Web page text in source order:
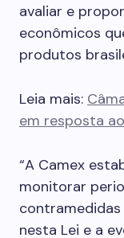
avaliar e
econômicos
produtos
Leia mais:
em resposta
“A Camex
monitorar
nesta Lei e a